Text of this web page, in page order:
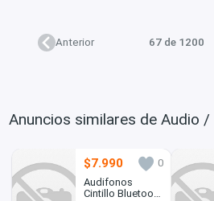
Anterior 67 de 1200
Anuncios similares de Audio
$7.990
0
Audifonos
Cintillo Bluetooth